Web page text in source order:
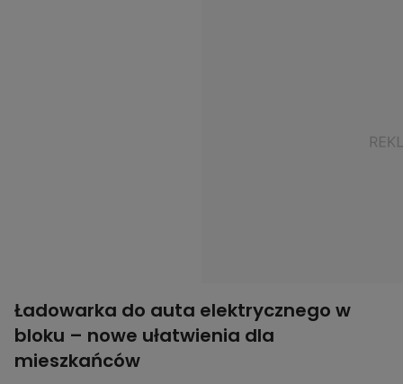
Ładowarka do auta elektrycznego w
bloku – nowe ułatwienia dla
mieszkańców